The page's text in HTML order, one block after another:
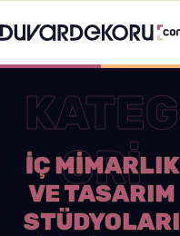
KATEG
ORİ
IÇ MIMARLIK
VE TASARIM
STÜDYOLARI